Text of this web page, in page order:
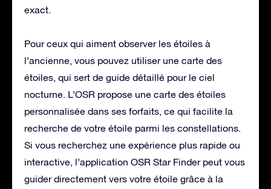
exact.
Pour ceux qui aiment observer les étoiles à
l’ancienne, vous pouvez utiliser une carte des
étoiles, qui sert de guide détaillé pour le ciel
nocturne. L’OSR propose une carte des étoiles
personnalisée dans ses forfaits, ce qui facilite la
recherche de votre étoile parmi les constellations.
Si vous recherchez une expérience plus rapide ou
interactive, l’application OSR Star Finder peut vous
guider directement vers votre étoile grâce à la